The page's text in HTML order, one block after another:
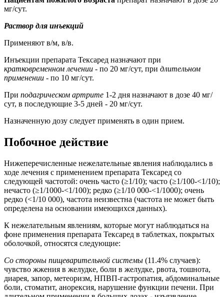
мг/сут.
Раствор для инъекций
Применяют в/м, в/в.
Инъекции препарата Тексаред назначают при
кратковременном лечении - по 20 мг/сут, при длительном
применении - по 10 мг/сут.
При подагрическом артрите 1-2 дня назначают в дозе 40 мг/
сут, в последующие 3-5 дней - 20 мг/сут.
Назначенную дозу следует применять в один прием.
Побочное действие
Нижеперечисленные нежелательные явления наблюдались в
ходе лечения с применением препарата Тексаред со
следующей частотой: очень часто (≥1/10); часто (≥1/100-<1/10);
нечасто (≥1/1000-<1/100); редко (≥1/10 000-<1/1000); очень
редко (<1/10 000), частота неизвестна (частота не может быть
определена на основании имеющихся данных).
К нежелательным явлениям, которые могут наблюдаться на
фоне применения препарата Тексаред в таблетках, покрытых
оболочкой, относятся следующие:
Со стороны пищеварительной системы (11.4% случаев):
чувство жжения в желудке, боли в желудке, рвота, тошнота,
диарея, запор, метеоризм, НПВП-гастропатия, абдоминальные
боли, стоматит, анорексия, нарушение функции печени. При